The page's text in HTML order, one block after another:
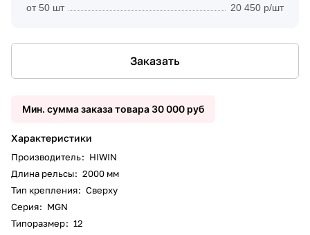
от 50 шт
20 450 р/шт
Заказать
Мин. сумма заказа товара 30 000 руб
Характеристики
Производитель: HIWIN
Длина рельсы: 2000 мм
Тип крепления: Сверху
Серия: MGN
Типоразмер: 12